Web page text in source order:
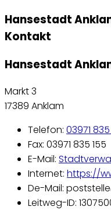
Hansestadt
Kontakt
Hansestadt
Markt 3
17389 Anklam
Telefon: 03971
Fax: 03971 835 155
E-Mail:
Internet: https://
De-Mail:
Leitweg-ID: